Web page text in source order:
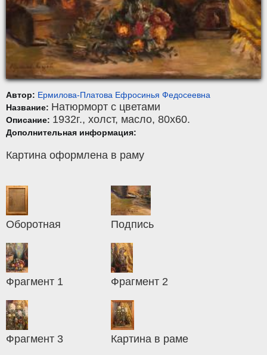
Автор: Ермилова-Платова Ефросинья Федосеевна
Название: Натюрморт с цветами
Описание: 1932г., холст, масло, 80x60.
Дополнительная информация:
Картина оформлена в раму
Оборотная Подпись
Фрагмент 1 Фрагмент 2
Фрагмент 3 Картина в раме